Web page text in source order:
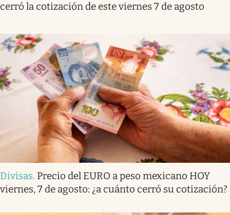
cerró la cotización de este viernes 7 de agosto
Divisas. Precio del EURO a peso mexicano HOY
viernes, 7 de agosto: ¿a cuánto cerró su cotización?